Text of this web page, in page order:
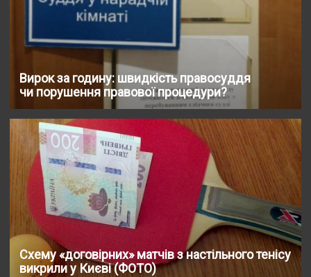
Вирок за годину: швидкість правосуддя
чи порушення правової процедури?
Схему «договірних» матчів з настільного тенісу
викрили у Києві (ФОТО)